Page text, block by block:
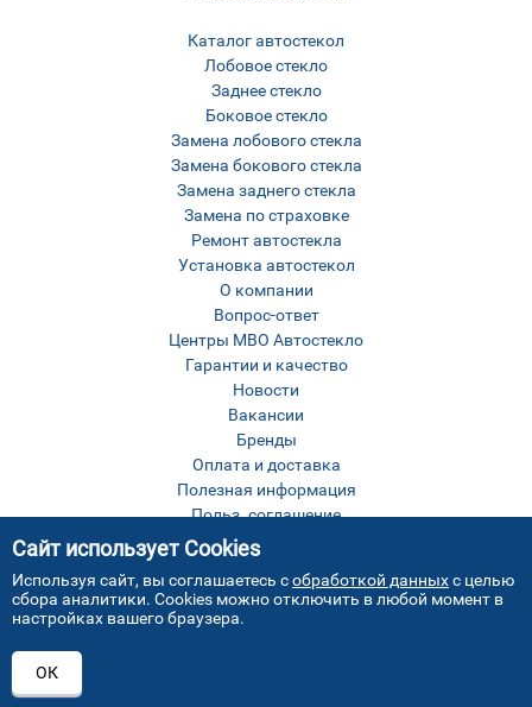
Каталог автостекол
Лобовое стекло
Заднее стекло
Боковое стекло
Замена лобового стекла
Замена бокового стекла
Замена заднего стекла
Замена по страховке
Ремонт автостекла
Установка автостекол
О компании
Вопрос-ответ
Центры МВО Автостекло
Гарантии и качество
Новости
Вакансии
Бренды
Оплата и доставка
Полезная информация
Польз. соглашение
Оставить отзыв
Карта сайта
Все права защищены © МВО Автостекло Москва
Сайт использует Cookies
Используя сайт, вы соглашаетесь собработкой данныхс целью
сбора аналитики. Cookies можно отключить в любой момент в
настройках вашего браузера.
ОК